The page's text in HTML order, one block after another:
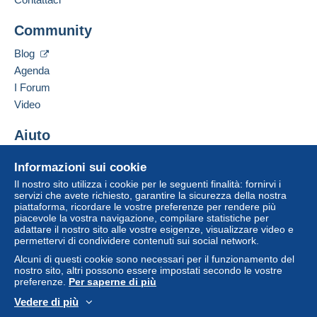
Un pagamento non effettuato tramite
pagamento integrato nel sito
venditore all'acquirente. Un acquisto non pagato
dell'acquirente.
clausole relative al pagamento, queste sono da
considerarsi nulle e non dovute. Le condizioni di
pagamento del sito Delcampe, definite nelle
Gli acquisti devono essere pagati entro14 giorni
dal ricevimento della richiesta di pagamento del
venditore.
Diritto di recesso|Spese di restituzione a carico
dell'acquirente.
Per conoscere i termini per il reso e per il rimborso
dell'oggetto
Contattare il venditore
Informazioni sui cookie
Il nostro sito utilizza i cookie per le seguenti finalità: fornirvi i
servizi che avete richiesto, garantire la sicurezza della nostra
piattaforma, ricordare le vostre preferenze per rendere più
piacevole la vostra navigazione, compilare statistiche per
adattare il nostro sito alle vostre esigenze, visualizzare video e
permettervi di condividere contenuti sui social network.
Alcuni di questi cookie sono necessari per il funzionamento del
nostro sito, altri possono essere impostati secondo le vostre
preferenze. Per saperne di più
Vedere di più
Community
Blog
Agenda
I Forum
Video
Aiuto
Acquistare su Delcampe
Vendere su Delcampe
Un sito sicuro